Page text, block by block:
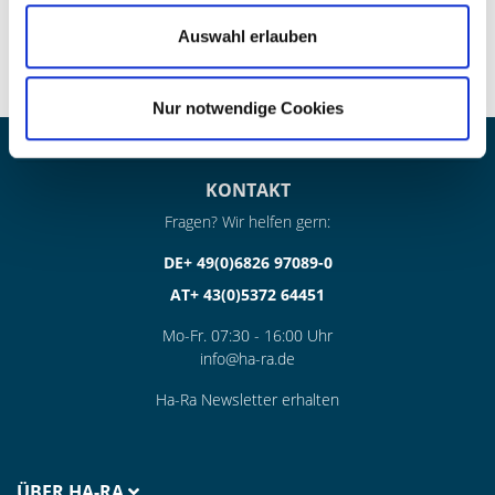
Auswahl erlauben
Nur notwendige Cookies
ist jedes Stück ein Unikat
KONTAKT
Fragen? Wir helfen gern:
DE+ 49(0)6826 97089-0
AT+ 43(0)5372 64451
Mo-Fr. 07:30 - 16:00 Uhr
info@ha-ra.de
Ha-Ra Newsletter erhalten